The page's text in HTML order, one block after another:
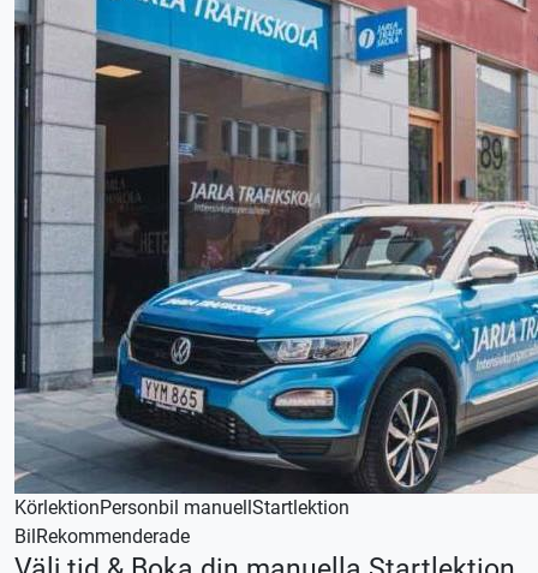
vanliga körlektioner.
Denna körlektion utförs med en automat växlad bil,
körkortstillstånd krävs.
Vid önskemål om betalning via faktura, vänligen kontakta
trafikskolan så hjälper vi er.
KörlektionPersonbil manuellStartlektion
BilRekommenderade